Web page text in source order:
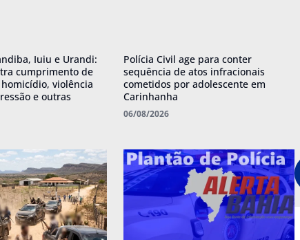
Iuiu e Urandi:
cumprimento de
violência
e outras
Polícia Civil age para conter
sequência de atos infracionais
cometidos por adolescente em
Carinhanha
06/08/2026